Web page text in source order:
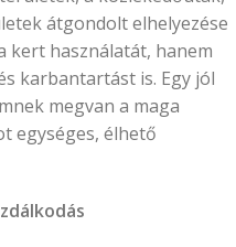
átgondolt elhelyezése
kert használatát, hanem
karbantartást is. Egy jól
megvan a maga
egységes, élhető